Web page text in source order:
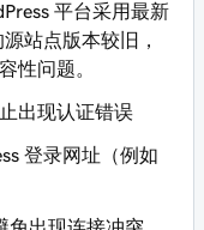
平台采用最新
站点版本较旧，
性问题。
出现认证错误
登录网址（例如